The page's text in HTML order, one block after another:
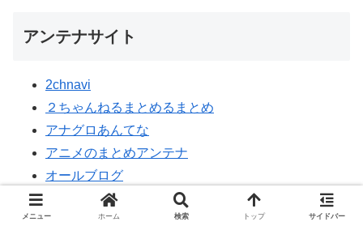
アンテナサイト
2chnavi
２ちゃんねるまとめるまとめ
アナグロあんてな
アニメのまとめアンテナ
オールブログ
ねらーアンテナ
メニュー ホーム 検索 トップ サイドバー